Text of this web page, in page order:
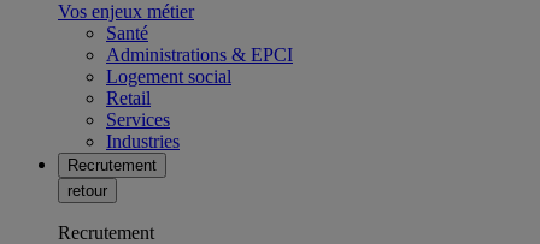
Vos enjeux métier
Santé
Administrations & EPCI
Logement social
Retail
Services
Industries
Recrutement
retour
Recrutement